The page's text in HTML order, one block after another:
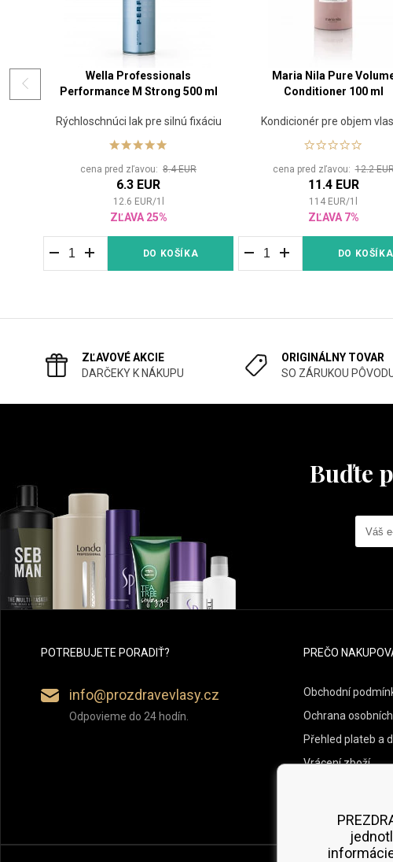
Wella Professionals
Performance M Strong 500 ml
Rýchloschnúci lak pre silnú fixáciu
cena pred zľavou: 8.4 EUR
6.3 EUR
12.6 EUR/1
ZĽAVA 25%
DO KOŠÍKA
Maria Nila Pure
Conditioner 100 ml
Kondicionér pre objem
cena pred zľavou:12.2
11.4 EUR
114 EUR/1
ZĽAVA 7%
DO KOŠÍKA
ZĽAVOVÉ AKCIE
DARČEKY K NÁKUPU
ORIGINÁLNY TOVAR
SO ZÁRUKOU
Buďte
POTREBUJETE PORADIŤ?
info@prozdravevlasy.cz
Odpovieme do 24 hodín.
PREČO
Obchodní
Ochrana
Přehled plateb a
Vrácení zboží